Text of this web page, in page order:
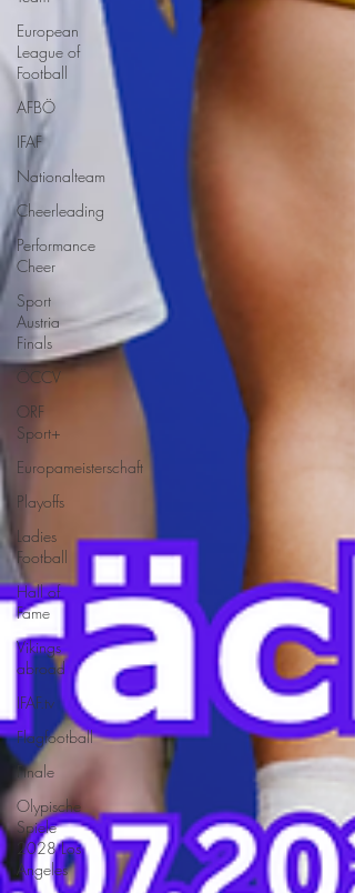
European
League of
Football
AFBÖ
IFAF
Nationalteam
Cheerleading
Performance
Cheer
Sport
Austria
Finals
ÖCCV
ORF
Sport+
Europameisterschaft
Playoffs
Ladies
Football
Hall of
Fame
Vikings
abroad
IFAF.tv
Flagfootball
Finale
Olypische
Spiele
2028 Los
Angeles